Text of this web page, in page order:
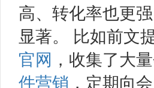
高、转化率也更
显著。 比如前文
官网 ，收集了大
件营销 ，定期向